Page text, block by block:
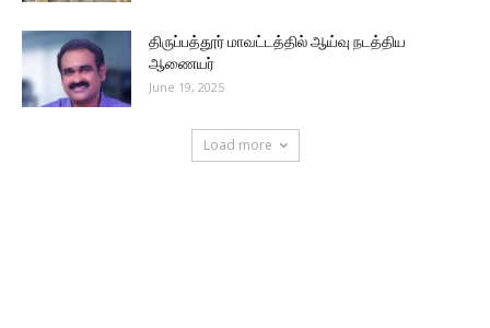
திருப்பத்தூர் மாவட்டத்தில் ஆய்வு நடத்திய
ஆணையர்
June 19, 2025
Load more